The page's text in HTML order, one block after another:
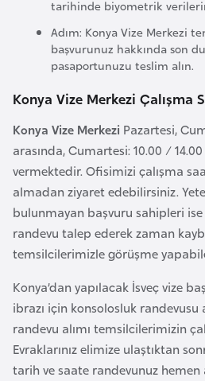
tarihinde biyometrik
Adım: Konya Vize Merkezi
başvurunuz hakkında son
pasaportunuzu teslim alın.
Konya Vize Merkezi Çalışma
Konya Vize Merkezi Pazartesi,
arasında, Cumartesi: 10.00 /
vermektedir. Ofisimizi çalışma
almadan ziyaret edebilirsiniz.
bulunmayan başvuru sahipleri
randevu talep ederek zaman
temsilcilerimizle görüşme
Konya’dan yapılacak İsveç vize
ibrazı için konsolosluk randevusu
randevu alımı temsilcilerimizin
Evraklarınız elimize ulaştıktan
tarih ve saate randevunuz hemen
o
n
a
H
e
r
s
e
k
B
u
l